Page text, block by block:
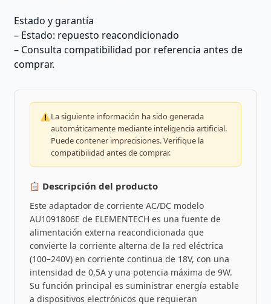
Estado y garantía
– Estado: repuesto reacondicionado
– Consulta compatibilidad por referencia antes de
comprar.
La siguiente información ha sido generada
automáticamente mediante inteligencia artificial.
Puede contener imprecisiones. Verifique la
compatibilidad antes de comprar.
Descripción del producto
Este adaptador de corriente AC/DC modelo
AU1091806E de ELEMENTECH es una fuente de
alimentación externa reacondicionada que
convierte la corriente alterna de la red eléctrica
(100–240V) en corriente continua de 18V, con una
intensidad de 0,5A y una potencia máxima de 9W.
Su función principal es suministrar energía estable
a dispositivos electrónicos que requieran